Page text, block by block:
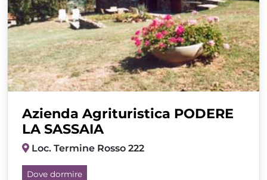
Azienda Agrituristica PODERE
LA SASSAIA
Loc. Termine Rosso 222
Dove dormire